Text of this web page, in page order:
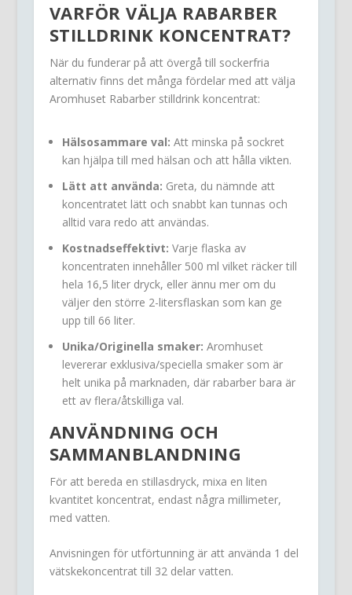
VARFÖR VÄLJA RABARBER
STILLDRINK KONCENTRAT?
När du funderar på att övergå till sockerfria
alternativ finns det många fördelar med att välja
Aromhuset Rabarber stilldrink koncentrat:
Hälsosammare val: Att minska på sockret
kan hjälpa till med hälsan och att hålla vikten.
Lätt att använda: Greta, du nämnde att
koncentratet lätt och snabbt kan tunnas och
alltid vara redo att användas.
Kostnadseffektivt: Varje flaska av
koncentraten innehåller 500 ml vilket räcker till
hela 16,5 liter dryck, eller ännu mer om du
väljer den större 2-litersflaskan som kan ge
upp till 66 liter.
Unika/Originella smaker: Aromhuset
levererar exklusiva/speciella smaker som är
helt unika på marknaden, där rabarber bara är
ett av flera/åtskilliga val.
ANVÄNDNING OCH
SAMMANBLANDNING
För att bereda en stillasdryck, mixa en liten
kvantitet koncentrat, endast några millimeter,
med vatten.
Anvisningen för utförtunning är att använda 1 del
vätskekoncentrat till 32 delar vatten.